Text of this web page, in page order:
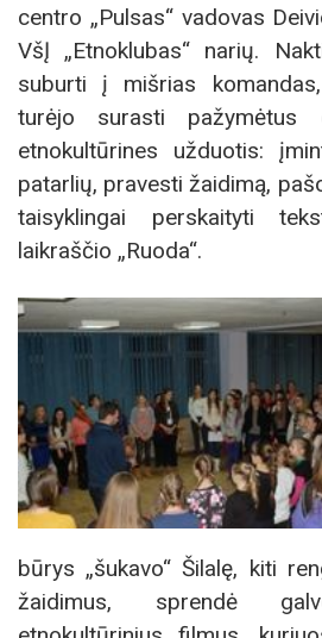
centro „Pulsas“ vadovas
VšĮ „Etnoklubas“ narių.
suburti į mišrias
turėjo surasti pažymėtus
etnokultūrines užduotis:
patarlių, pravesti žaidimą,
taisyklingai perskaityti
laikraščio „Ruoda“.
būrys „šukavo“ Šilalę, kiti
žaidimus, sprendė